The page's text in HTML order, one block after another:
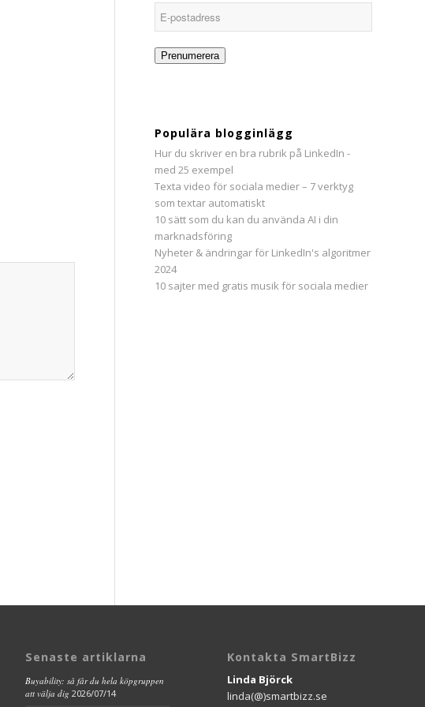
postadress
Prenumerera
Populära blogginlägg
Hur du skriver en bra rubrik på LinkedIn -
med 25 exempel
Texta video för sociala medier – 7 verktyg
som textar automatiskt
10 sätt som du kan du använda AI i din
marknadsföring
Nyheter & ändringar för LinkedIn's algoritmer
2024
10 sajter med gratis musik för sociala medier
Senaste artiklarna
Buyability: så får du hela köpgruppen
att välja dig 2026/07/14
Kontakta SmartBizz
Linda Björck
linda(@)smartbizz.se